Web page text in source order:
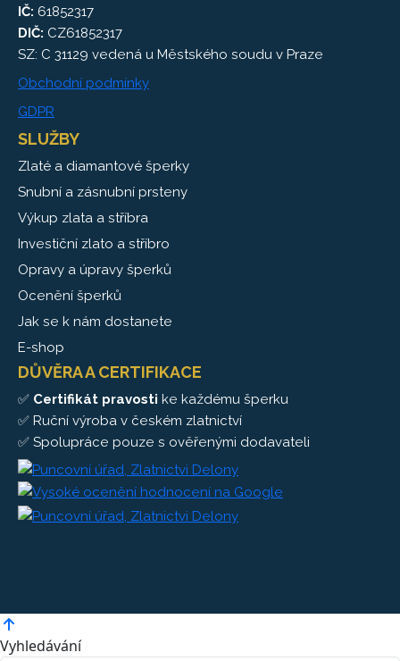
IČ: 61852317
DIČ: CZ61852317
SZ: C 31129 vedená u Městského soudu v Praze
Obchodní podmínky
GDPR
SLUŽBY
Zlaté a diamantové šperky
Snubní a zásnubní prsteny
Výkup zlata a stříbra
Investiční zlato a stříbro
Opravy a úpravy šperků
Ocenění šperků
Jak se k nám dostanete
E-shop
DŮVĚRA A CERTIFIKACE
✅ Certifikát pravosti ke každému šperku
✅ Ruční výroba v českém zlatnictví
✅ Spolupráce pouze s ověřenými dodavateli
Vyhledávání